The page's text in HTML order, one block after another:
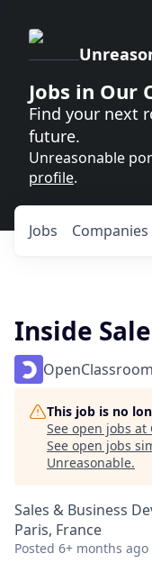
Jobs in Our
Find your next
future.
Unreasonable
profile.
Jobs Companies
Inside
This job is no
See open jobs at
See open jobs
Unreasonable.
Sales & Business
Paris, France
Posted 6+ months ago